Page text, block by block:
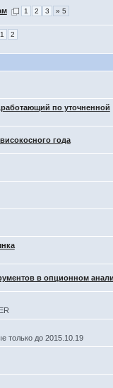
1 2 3 » 5
1 2
по уточненной
года
в опционном
только до 2015.10.19